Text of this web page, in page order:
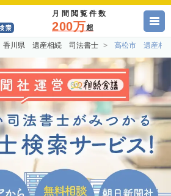
月間閲覧件数
200万超
香川県 遺産相続 司法書士 高松市 遺産相